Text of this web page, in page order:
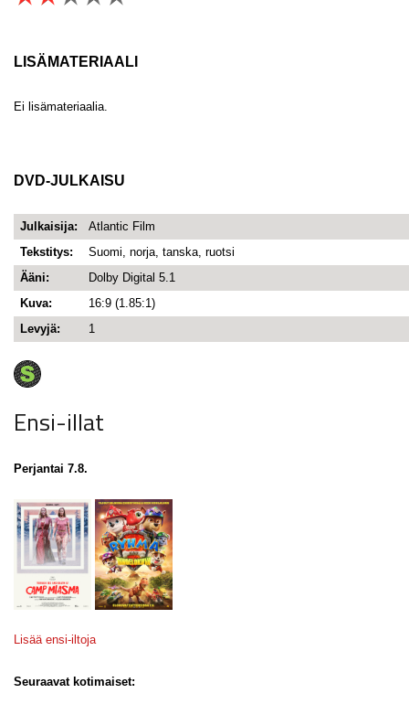
LISÄMATERIAALI
Ei lisämateriaalia.
DVD-JULKAISU
Julkaisija:
Atlantic Film
Tekstitys:
Suomi, norja, tanska, ruotsi
Ääni:
Dolby Digital 5.1
Kuva:
16:9 (1.85:1)
Levyjä:
1
Ensi-illat
Perjantai 7.8.
Lisää ensi-iltoja
Seuraavat kotimaiset: